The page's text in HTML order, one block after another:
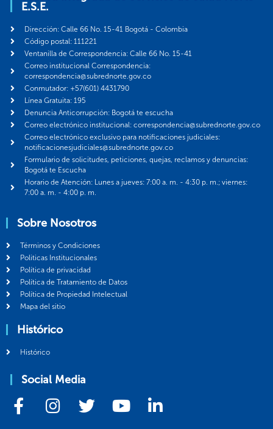
E.S.E.
Dirección: Calle 66 No. 15-41 Bogotá - Colombia
Código postal: 111221
Ventanilla de Correspondencia: Calle 66 No. 15-41
Correo institucional Correspondencia:
correspondencia@subrednorte.gov.co
Conmutador: +57(601) 4431790
Línea Gratuita: 195
Denuncia Anticorrupción: Bogotá te escucha
Correo electrónico institucional: correspondencia@subrednorte.gov.co
Correo electrónico exclusivo para notificaciones judiciales:
notificacionesjudiciales@subrednorte.gov.co
Formulario de solicitudes, peticiones, quejas, reclamos y denuncias:
Bogotá te Escucha
Horario de Atención: Lunes a jueves: 7:00 a. m. - 4:30 p. m.; viernes:
7:00 a. m. - 4:00 p. m.
Sobre Nosotros
Términos y Condiciones
Politicas Institucionales
Política de privacidad
Política de Tratamiento de Datos
Política de Propiedad Intelectual
Mapa del sitio
Histórico
Histórico
Social Media